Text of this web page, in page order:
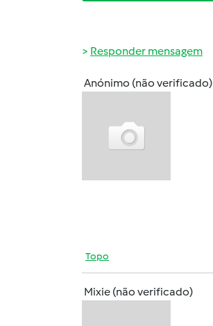
Responder mensagem
Anónimo (não verificado)
Topo
Mixie (não verificado)